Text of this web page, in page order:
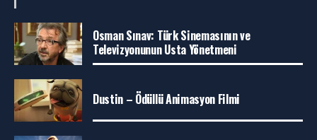
Osman Sınav: Türk Sinemasının ve
Televizyonunun Usta Yönetmeni
Dustin – Ödüllü Animasyon Filmi